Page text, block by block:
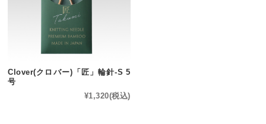
Clover(クロバー)「匠」輪針-S 5
号
¥1,320(税込)